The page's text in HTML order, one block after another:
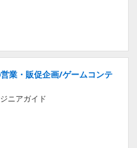
業・販促企画/ゲームコンテ
ニアガイド